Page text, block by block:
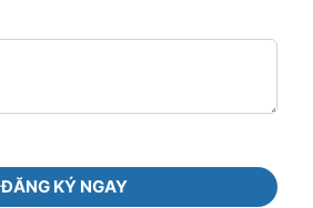
ĐĂNG KÝ NGAY